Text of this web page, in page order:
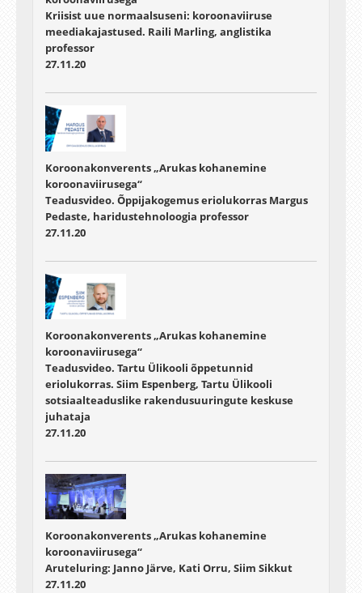
Kriisist uue normaalsuseni: koroonaviiruse
meediakajastused. Raili Marling, anglistika
professor
27.11.20
Koroonakonverents „Arukas kohanemine
koroonaviirusega“
Teadusvideo. Õppijakogemus eriolukorras Margus
Pedaste, haridustehnoloogia professor
27.11.20
Koroonakonverents „Arukas kohanemine
koroonaviirusega“
Teadusvideo. Tartu Ülikooli õppetunnid
eriolukorras. Siim Espenberg, Tartu Ülikooli
sotsiaalteaduslike rakendusuuringute keskuse
juhataja
27.11.20
Koroonakonverents „Arukas kohanemine
koroonaviirusega“
Aruteluring: Janno Järve, Kati Orru, Siim Sikkut
27.11.20